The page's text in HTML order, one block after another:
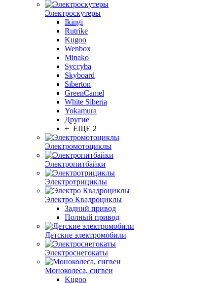
Электроскутеры
Ikingi
Rutrike
Kugoo
Wenbox
Minako
Syccyba
Skyboard
Siberton
GreenCamel
White Siberia
Yokamura
Другие
+ ЕЩЕ 2
Электромотоциклы
Электропитбайки
Электротрициклы
Электро Квадроциклы
Задний привод
Полный привод
Детские электромобили
Электроснегокаты
Моноколеса, сигвеи
Kugoo